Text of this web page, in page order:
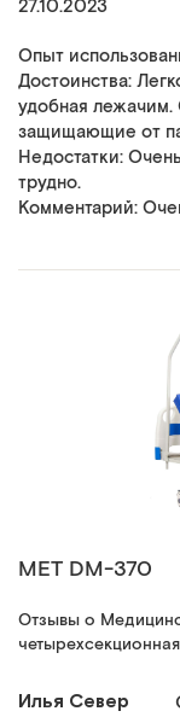
27.10.2023
Опыт
Достоинства:
удобная
защищающие от
Недостатки:
трудно.
Комментарий:
MET DM-370
Отзывы о
Илья Север